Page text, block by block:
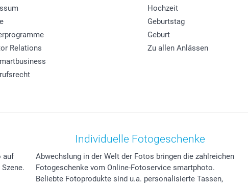
Relations
Hochzeit
Geburtstag
Geburt
Zu allen Anlässen
Individuelle Fotogeschenke
auf
Abwechslung in der Welt der Fotos bringen die zahlreichen
Fotogeschenke vom Online-Fotoservice smartphoto.
Beliebte Fotoprodukte sind u.a. personalisierte Tassen,